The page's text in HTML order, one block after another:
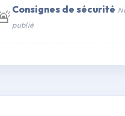
Consignes de sécurité
publié